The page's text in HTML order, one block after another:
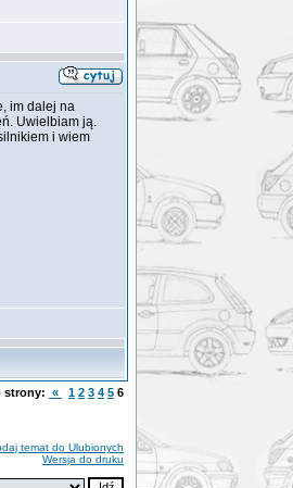
im dalej na
Uwielbiam ją.
i wiem
strony: « 1 2 3 4 5 6
temat do Ulubionych
Wersja do druku